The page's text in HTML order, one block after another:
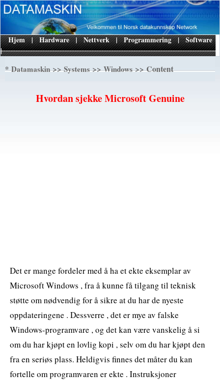
|
Hjem | Hardware | Nettverk | Programmering | Software
*Datamaskin>>Systems>>Windows>> Content
Hvordan sjekke Microsoft Genuine
Det er mange fordeler med å ha et ekte eksemplar av
Microsoft Windows , fra å kunne få tilgang til teknisk
støtte om nødvendig for å sikre at du har de nyeste
oppdateringene . Dessverre , det er mye av falske
Windows-programvare , og det kan være vanskelig å si
om du har kjøpt en lovlig kopi , selv om du har kjøpt den
fra en seriøs plass. Heldigvis finnes det måter du kan
fortelle om programvaren er ekte . Instruksjoner